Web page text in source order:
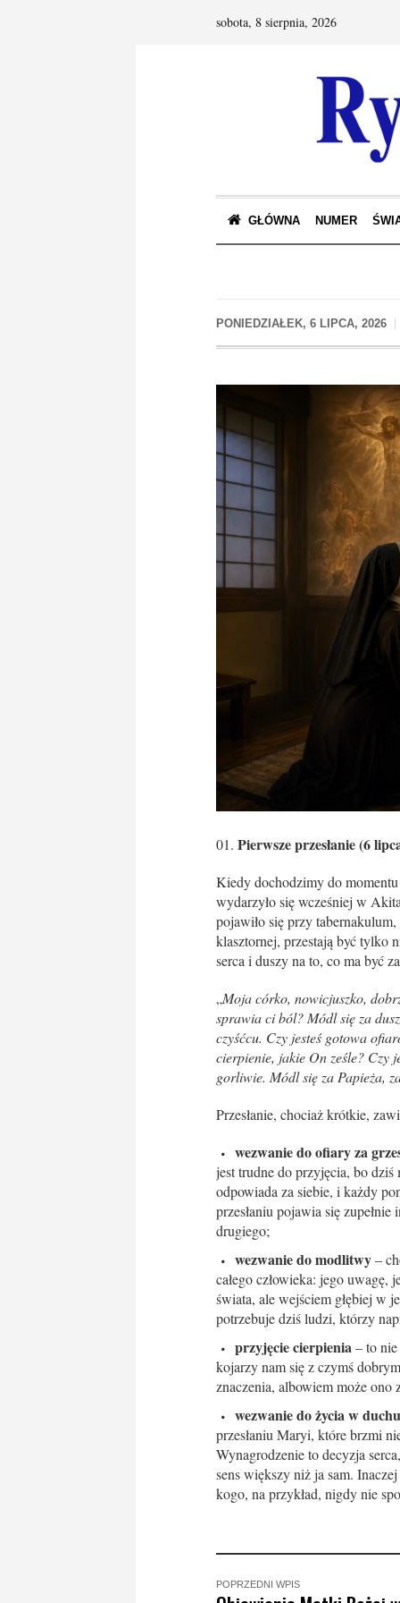
sobota, 8 sierpnia, 2026
GŁÓWNA NUMER
PONIEDZIAŁEK, 6 LIPCA, 2026
Pierwsze przesłanie (6
Kiedy dochodzimy do
wydarzyło się wcześniej w
pojawiło się przy
klasztornej, przestają być tylko
serca i duszy na to, co ma być
„Moja córko, nowicjuszko,
sprawia ci ból? Módl się za
czyśćcu. Czy jesteś gotowa
cierpienie, jakie On ześle? Czy
gorliwie. Módl się za Papieża,
Przesłanie, chociaż krótkie,
wezwanie do ofiary za
jest trudne do przyjęcia, bo
odpowiada za siebie, i każdy
przesłaniu pojawia się
drugiego;
wezwanie do modlitwy–
całego człowieka: jego
świata, ale wejściem głębiej w
potrzebuje dziś ludzi, którzy
przyjęcie cierpienia– to
kojarzy nam się z czymś
znaczenia, albowiem może ono
wezwanie do życia w
przesłaniu Maryi, które brzmi
Wynagrodzenie to decyzja
sens większy niż ja sam.
kogo, na przykład, nigdy nie
POPRZEDNI WPIS